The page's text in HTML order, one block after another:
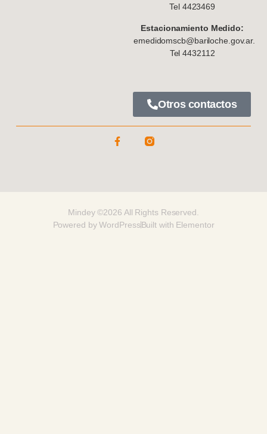
Tel 4423469
Estacionamiento Medido:
emedidomscb@bariloche.gov.ar.
Tel 4432112
Otros contactos
Mindey ©2026 All Rights Reserved.
Powered by WordPressBuilt with Elementor